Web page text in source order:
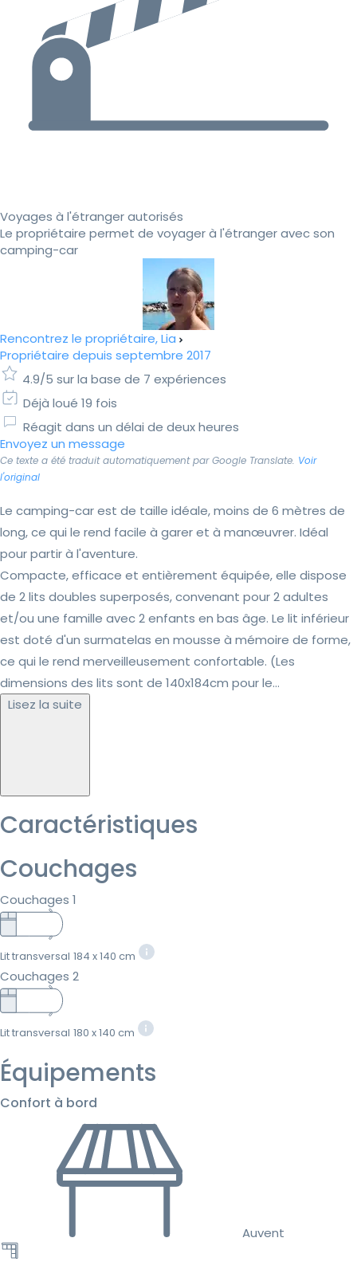
Voyages à l'étranger autorisés
Le propriétaire permet de voyager à l'étranger avec son
camping-car
Rencontrez le propriétaire, Lia
Propriétaire depuis septembre 2017
4.9/5 sur la base de 7 expériences
Déjà loué 19 fois
Réagit dans un délai de deux heures
Envoyez un message
Ce texte a été traduit automatiquement par Google Translate. Voir
l'original
Le camping-car est de taille idéale, moins de 6 mètres de
long, ce qui le rend facile à garer et à manœuvrer. Idéal
pour partir à l'aventure.
Compacte, efficace et entièrement équipée, elle dispose
de 2 lits doubles superposés, convenant pour 2 adultes
et/ou une famille avec 2 enfants en bas âge. Le lit inférieur
est doté d'un surmatelas en mousse à mémoire de forme,
ce qui le rend merveilleusement confortable. (Les
dimensions des lits sont de 140x184cm pour le...
Lisez la suite
Caractéristiques
Couchages
Couchages 1
Lit transversal 184 x 140 cm
Couchages 2
Lit transversal 180 x 140 cm
Équipements
Confort à bord
Auvent